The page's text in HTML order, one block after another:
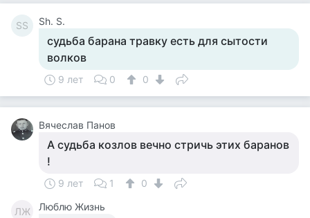
SS Sh. S.
судьба барана травку есть для сытости
волков
9 лет 0 0
Вячеслав Панов
А судьба козлов вечно стричь этих баранов
!
9 лет 1 0
ЛЖ Люблю Жизнь